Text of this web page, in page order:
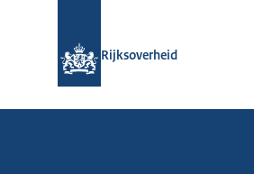
Rijksoverheid